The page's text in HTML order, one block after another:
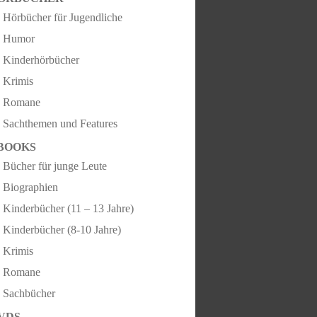
Hörbücher für Jugendliche
Humor
Kinderhörbücher
Krimis
Romane
Sachthemen und Features
Bücher für junge Leute
Biographien
Kinderbücher (11 – 13 Jahre)
Kinderbücher (8-10 Jahre)
Krimis
Romane
Sachbücher